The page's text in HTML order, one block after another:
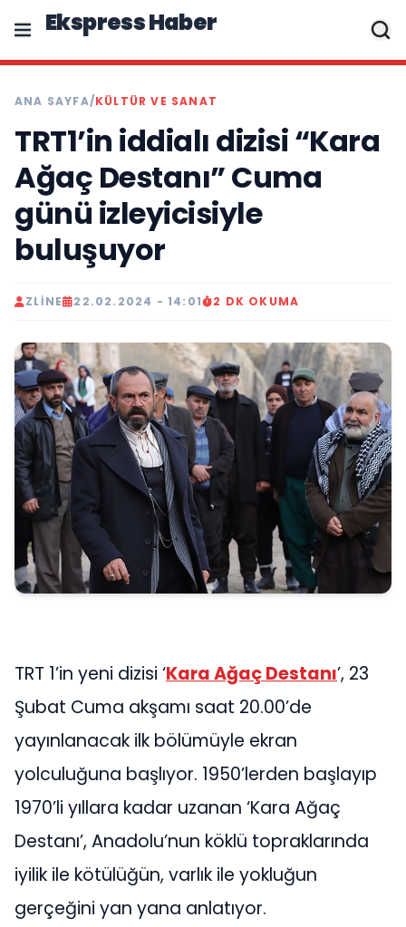
Ekspress Haber
ANA SAYFA/KÜLTÜR VE SANAT
TRT1’in iddialı dizisi “Kara
Ağaç Destanı” Cuma
günü izleyicisiyle
buluşuyor
ZLINE 22.02.2024 - 14:01 2 DK OKUMA
TRT 1’in yeni dizisi ‘Kara Ağaç Destanı’, 23
Şubat Cuma akşamı saat 20.00’de
yayınlanacak ilk bölümüyle ekran
yolculuğuna başlıyor. 1950’lerden başlayıp
1970’li yıllara kadar uzanan ‘Kara Ağaç
Destanı’, Anadolu’nun köklü topraklarında
iyilik ile kötülüğün, varlık ile yokluğun
gerçeğini yan yana anlatıyor.